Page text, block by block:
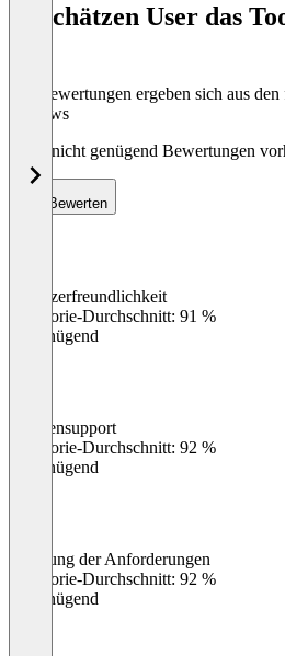
So schätzen User das
Die Bewertungen ergeben sich aus
Reviews
Noch nicht genügend Bewertungen
Bewerten
Benutzerfreundlichkeit
Kategorie-Durchschnitt: 91 %
Ungenügend
Kundensupport
Kategorie-Durchschnitt: 92 %
Ungenügend
Erfüllung der Anforderungen
Kategorie-Durchschnitt: 92 %
Ungenügend